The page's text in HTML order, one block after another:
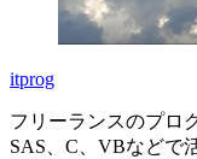
itprog
フリーランスのプロ
SAS、C、VBなどで